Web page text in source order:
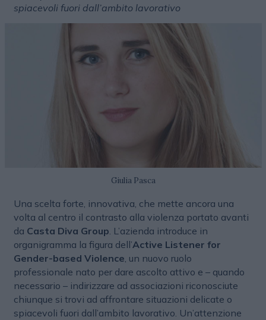
spiacevoli fuori dall’ambito lavorativo
Giulia Pasca
Una scelta forte, innovativa, che mette ancora una
volta al centro il contrasto alla violenza portato avanti
da Casta Diva Group. L’azienda introduce in
organigramma la figura dell’Active Listener for
Gender-based Violence, un nuovo ruolo
professionale nato per dare ascolto attivo e – quando
necessario – indirizzare ad associazioni riconosciute
chiunque si trovi ad affrontare situazioni delicate o
spiacevoli fuori dall’ambito lavorativo. Un’attenzione